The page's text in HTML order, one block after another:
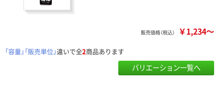
販売価格（税込） ￥1,234～
「容量」「販売単位」違いで全2商品あります
バリエーション一覧へ